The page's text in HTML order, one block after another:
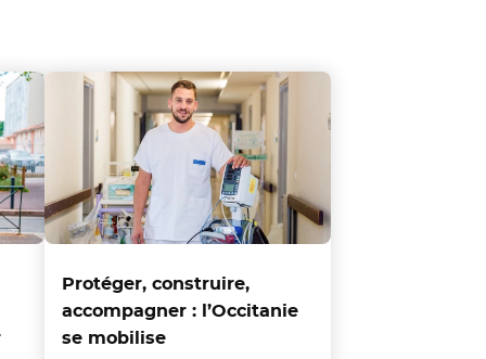
Protéger, construire,
accompagner : l’Occitanie
se mobilise